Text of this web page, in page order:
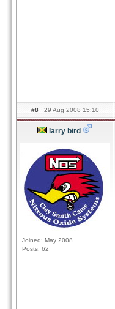
#8 29 Aug 2008 15:10
larry bird
Joined: May 2008
Posts: 62